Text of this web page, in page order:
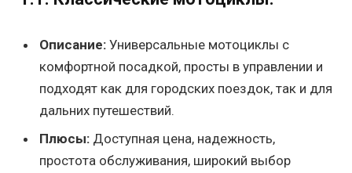
Описание: Универсальные мотоциклы с
комфортной посадкой, просты в управлении и
подходят как для городских поездок, так и для
дальних путешествий.
Плюсы: Доступная цена, надежность,
простота обслуживания, широкий выбор